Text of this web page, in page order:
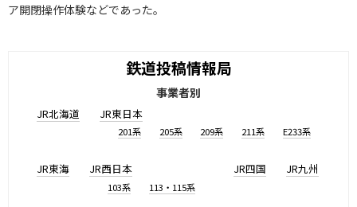
ア開閉操作体験などであった。
鉄道投稿情報局
事業者別
JR北海道 JR東日本
201系 205系 209系 211系 E233系
JR東海 JR西日本
103系 113・115系
JR四国 JR九州